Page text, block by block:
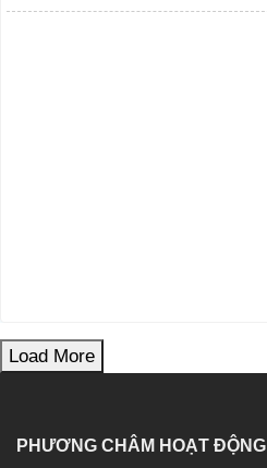
Load More
PHƯƠNG CHÂM HOẠT ĐỘNG